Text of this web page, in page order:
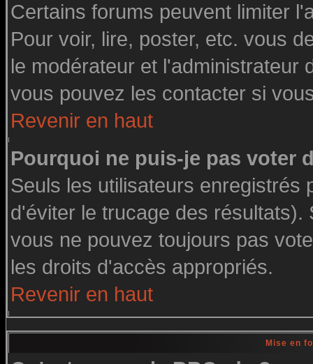
Certains forums peuvent limiter
Pour voir, lire, poster, etc. vous
le modérateur et l'administrateur
vous pouvez les contacter si
Revenir en haut
Pourquoi ne puis-je pas voter
Seuls les utilisateurs enregistrés
d'éviter le trucage des
vous ne pouvez toujours pas
les droits d'accès appropriés.
Revenir en haut
Mise en